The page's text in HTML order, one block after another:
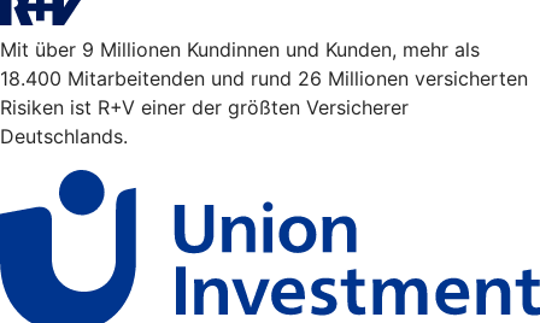
Mit über 9 Millionen Kundinnen und Kunden, mehr als
18.400 Mitarbeitenden und rund 26 Millionen versicherten
Risiken ist R+V einer der größten Versicherer
Deutschlands.